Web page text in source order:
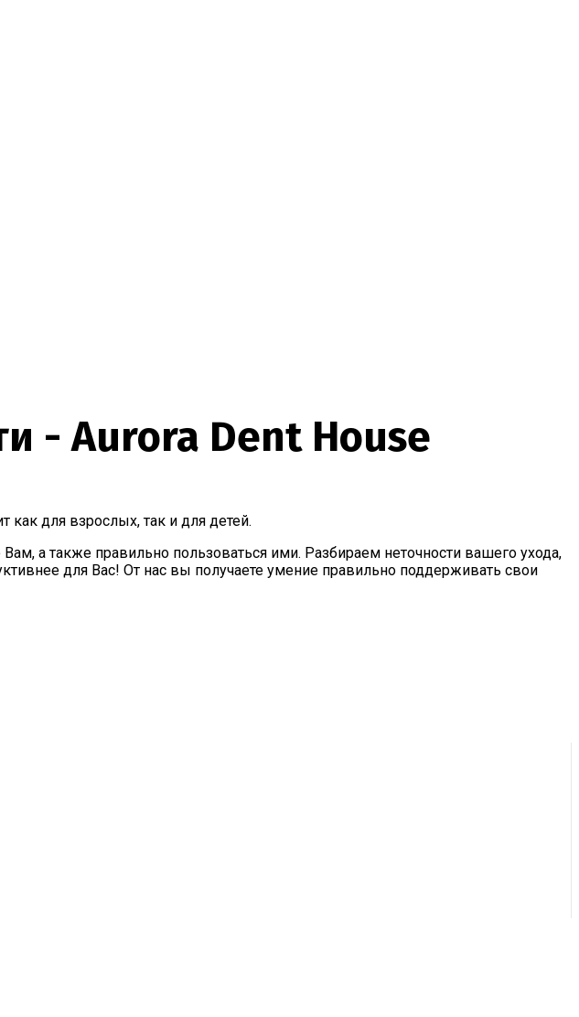
- Aurora Dent House
как для взрослых, так и для детей.
а также правильно пользоваться ими. Разбираем неточности вашего ухода,
для Вас! От нас вы получаете умение правильно поддерживать свои